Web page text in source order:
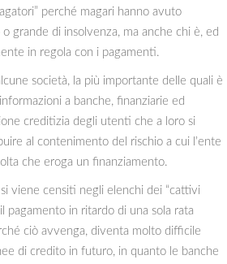
perché magari hanno avuto
grande di insolvenza, ma anche chi è, ed
in regola con i pagamenti.
società, la più importante delle quali è
a banche, finanziarie ed
creditizia degli utenti che a loro si
al contenimento del rischio a cui l’ente
che eroga un finanziamento.
viene censiti negli elenchi dei “cattivi
pagamento in ritardo di una sola rata
ciò avvenga, diventa molto difficile
di credito in futuro, in quanto le banche